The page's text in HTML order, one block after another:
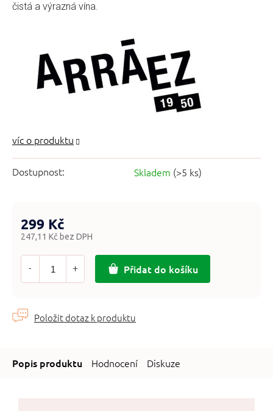
Dostupnost: Skladem (>5 ks)
čistá a výrazná vína.
299 Kč
247,11 Kč bez DPH
Měrná
Přidat do košíku
Hodnocení Diskuze